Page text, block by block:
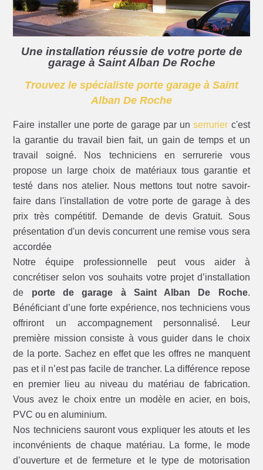
Une installation réussie de votre porte de
garage à Saint Alban De Roche
Trouvez le spécialiste porte garage à Saint
Alban De Roche
Faire installer une porte de garage par unserrurier c'est
la garantie du travail bien fait, un gain de temps et un
travail soigné. Nos techniciens en serrurerie vous
propose un large choix de matériaux tous garantie et
testé dans nos atelier. Nous mettons tout notre savoir-
faire dans l'installation de votre porte de garage à des
prix très compétitif. Demande de devis Gratuit. Sous
présentation d'un devis concurrent une remise vous sera
accordée
Notre équipe professionnelle peut vous aider à
concrétiser selon vos souhaits votre projet d’installation
de porte de garage à Saint Alban De Roche.
Bénéficiant d’une forte expérience, nos techniciens vous
offriront un accompagnement personnalisé. Leur
première mission consiste à vous guider dans le choix
de la porte. Sachez en effet que les offres ne manquent
pas et il n’est pas facile de trancher. La différence repose
en premier lieu au niveau du matériau de fabrication.
Vous avez le choix entre un modèle en acier, en bois,
PVC ou en aluminium.
Nos techniciens sauront vous expliquer les atouts et les
inconvénients de chaque matériau. La forme, le mode
d’ouverture et de fermeture et le type de motorisation